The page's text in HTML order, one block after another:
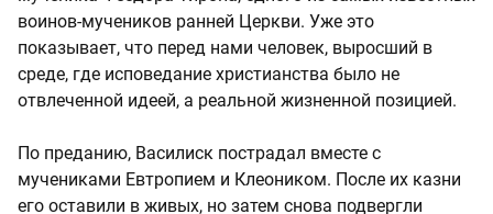
воинов-мучеников ранней Церкви. Уже это
показывает, что перед нами человек, выросший в
среде, где исповедание христианства было не
отвлеченной идеей, а реальной жизненной позицией.
По преданию, Василиск пострадал вместе с
мучениками Евтропием и Клеоником. После их казни
его оставили в живых, но затем снова подвергли